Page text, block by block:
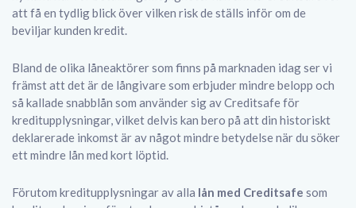
att få en tydlig blick över vilken risk de ställs inför om de
beviljar kunden kredit.
Bland de olika låneaktörer som finns på marknaden idag ser vi
främst att det är de långivare som erbjuder mindre belopp och
så kallade snabblån som använder sig av Creditsafe för
kreditupplysningar, vilket delvis kan bero på att din historiskt
deklarerade inkomst är av något mindre betydelse när du söker
ett mindre lån med kort löptid.
Förutom kreditupplysningar av alla lån med Creditsafe som